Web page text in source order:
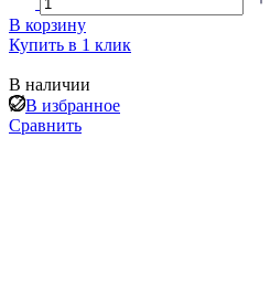
В корзину
Купить в 1 клик
В наличии
В избранное
Сравнить